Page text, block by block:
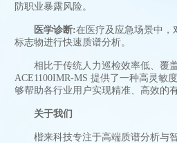
防职业暴露风险。
医学诊断:在医疗及应急场景中，
标志物进行快速质谱分析。
相比于传统人力巡检效率低、覆盖
ACE1100IMR-MS 提供了一种高灵敏
够帮助各行业用户实现精准、高效的
关于我们
楷来科技专注于高端质谱分析与智